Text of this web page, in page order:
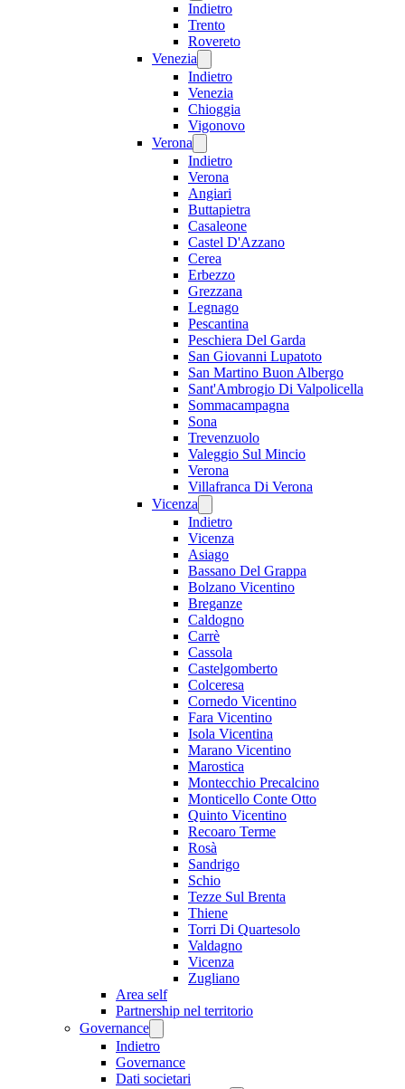
Indietro
Trento
Rovereto
Venezia
Indietro
Venezia
Chioggia
Vigonovo
Verona
Indietro
Verona
Angiari
Buttapietra
Casaleone
Castel D'Azzano
Cerea
Erbezzo
Grezzana
Legnago
Pescantina
Peschiera Del Garda
San Giovanni Lupatoto
San Martino Buon Albergo
Sant'Ambrogio Di Valpolicella
Sommacampagna
Sona
Trevenzuolo
Valeggio Sul Mincio
Verona
Villafranca Di Verona
Vicenza
Indietro
Vicenza
Asiago
Bassano Del Grappa
Bolzano Vicentino
Breganze
Caldogno
Carrè
Cassola
Castelgomberto
Colceresa
Cornedo Vicentino
Fara Vicentino
Isola Vicentina
Marano Vicentino
Marostica
Montecchio Precalcino
Monticello Conte Otto
Quinto Vicentino
Recoaro Terme
Rosà
Sandrigo
Schio
Tezze Sul Brenta
Thiene
Torri Di Quartesolo
Valdagno
Vicenza
Zugliano
Area self
Partnership nel territorio
Governance
Indietro
Governance
Dati societari